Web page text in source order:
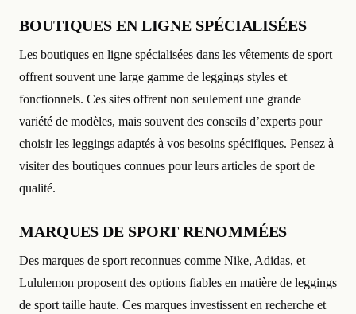
BOUTIQUES EN LIGNE SPÉCIALISÉES
Les boutiques en ligne spécialisées dans les vêtements de sport
offrent souvent une large gamme de leggings styles et
fonctionnels. Ces sites offrent non seulement une grande
variété de modèles, mais souvent des conseils d’experts pour
choisir les leggings adaptés à vos besoins spécifiques. Pensez à
visiter des boutiques connues pour leurs articles de sport de
qualité.
MARQUES DE SPORT RENOMMÉES
Des marques de sport reconnues comme Nike, Adidas, et
Lululemon proposent des options fiables en matière de leggings
de sport taille haute. Ces marques investissent en recherche et